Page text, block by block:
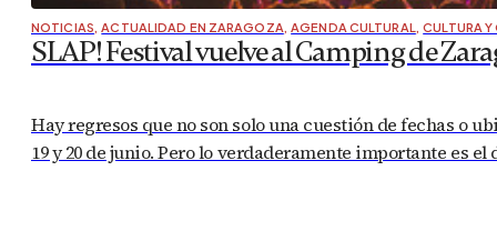
NOTICIAS, ACTUALIDAD EN ZARAGOZA, AGENDA CULTURAL, CULTURA
SLAP! Festival vuelve al Camping de
Hay regresos que no son solo una cuestión de fechas o
19 y 20 de junio. Pero lo verdaderamente importante es